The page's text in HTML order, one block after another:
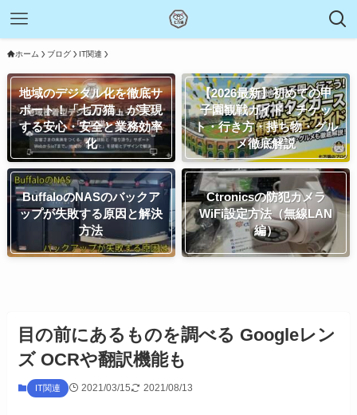
ホーム ブログ IT関連
地域のデジタル化を徹底サ
ポート！「七万猫」が実現
する安心・安全と業務効率
化
【2026最新】初めての甲
子園観戦ガイド！チケッ
ト・行き方・持ち物・グル
メ徹底解説
BuffaloのNASのバックア
ップが失敗する原因と解決
方法
Ctronicsの防犯カメラ
WiFi設定方法（無線LAN
編）
目の前にあるものを調べる Googleレン
ズ OCRや翻訳機能も
IT関連 2021/03/15 2021/08/13